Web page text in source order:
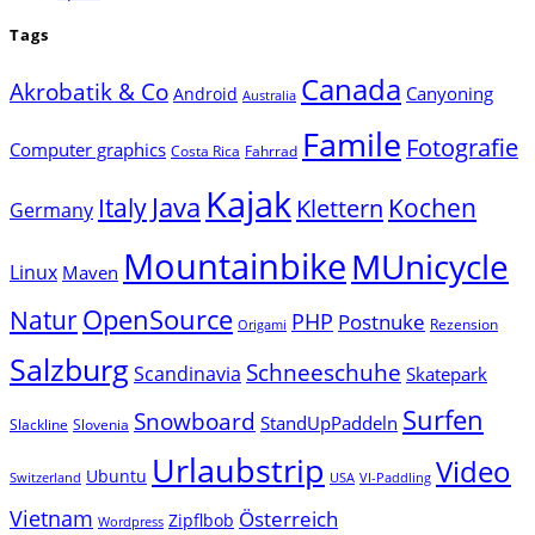
Tags
Akrobatik & Co Android Australia Canada Canyoning
Computer graphics Costa Rica Fahrrad Famile Fotografie
Germany Italy Java Kajak Klettern Kochen
Linux Maven MountainbikeMUnicycle
NaturOpenSource Origami PHP Postnuke Rezension
SalzburgScandinavia Schneeschuhe Skatepark
Slackline Slovenia Snowboard StandUpPaddeln Surfen
Switzerland Ubuntu Urlaubstrip USA VI-Paddling Video
Vietnam Wordpress Zipflbob Österreich